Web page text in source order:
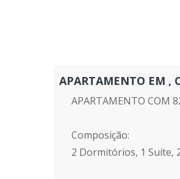
APARTAMENTO EM ,
APARTAMENTO COM
Composição:
2 Dormitórios, 1 Suíte,